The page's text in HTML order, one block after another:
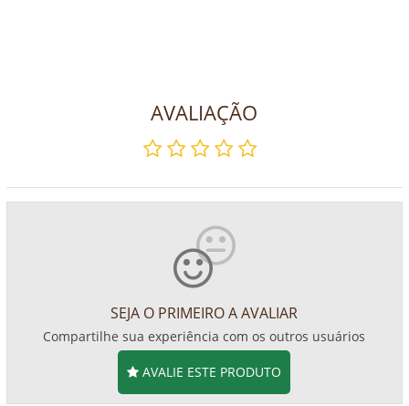
AVALIAÇÃO
SEJA O PRIMEIRO A AVALIAR
Compartilhe sua experiência com os outros usuários
AVALIE ESTE PRODUTO